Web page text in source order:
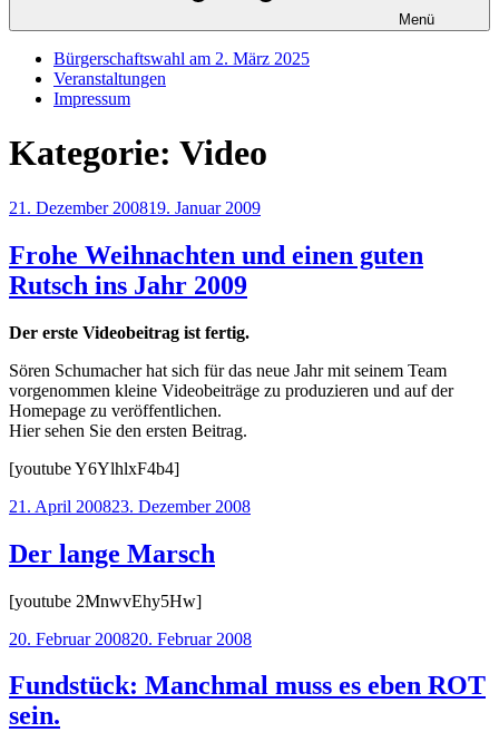
Menü
Bürgerschaftswahl am 2. März 2025
Veranstaltungen
Impressum
Kategorie: Video
Veröffentlicht
21. Dezember 200819. Januar 2009
Frohe Weihnachten und einen guten
Rutsch ins Jahr 2009
Der erste Videobeitrag ist fertig.
Sören Schumacher hat sich für das neue Jahr mit seinem Team
vorgenommen kleine Videobeiträge zu produzieren und auf der
Homepage zu veröffentlichen.
Hier sehen Sie den ersten Beitrag.
[youtube Y6YlhlxF4b4]
Veröffentlicht
21. April 200823. Dezember 2008
Der lange Marsch
[youtube 2MnwvEhy5Hw]
Veröffentlicht
20. Februar 200820. Februar 2008
Fundstück: Manchmal muss es eben ROT
sein.